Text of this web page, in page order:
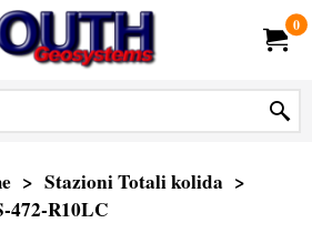
0
> Stazioni Totali kolida >
472-R10LC